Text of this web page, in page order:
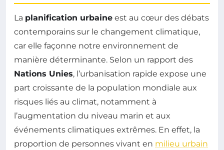
La planification urbaine est au cœur des débats
contemporains sur le changement climatique,
car elle façonne notre environnement de
manière déterminante. Selon un rapport des
Nations Unies, l’urbanisation rapide expose une
part croissante de la population mondiale aux
risques liés au climat, notamment à
l’augmentation du niveau marin et aux
événements climatiques extrêmes. En effet, la
proportion de personnes vivant en milieu urbain